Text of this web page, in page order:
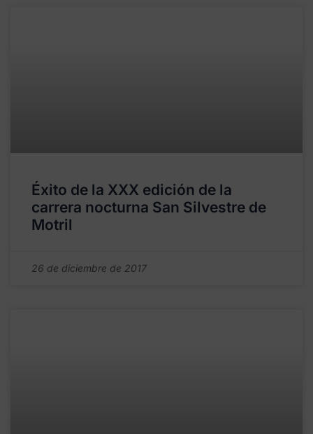
Éxito de la XXX edición de la
carrera nocturna San Silvestre de
Motril
26 de diciembre de 2017